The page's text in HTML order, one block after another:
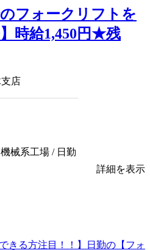
フォークリフトを
時給1,450円★残
店
械系工場 / 日勤
詳細を表示